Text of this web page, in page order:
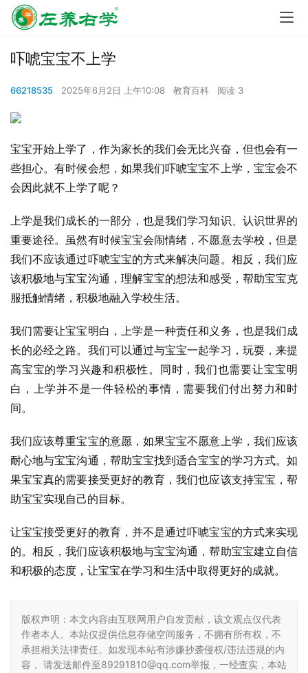
吓唬宝宝不上学
66218535 2025年6月2日 上午10:08 教育百科 阅读 3
宝宝开始上学了，作为家长的我们会无比兴奋，但也会有一
些担心。有时候会想，如果我们吓唬宝宝不上学，宝宝会不
会因此就不上学了呢？
上学是我们成长的一部分，也是我们学习知识、认识世界的
重要途径。虽然有时候宝宝会闹情绪，不愿意去学校，但是
我们不应该通过吓唬宝宝的方式来解决问题。相反，我们应
该积极地与宝宝沟通，理解宝宝的想法和感受，帮助宝宝克
服抵触情绪，积极地融入学校生活。
我们需要让宝宝明白，上学是一种责任和义务，也是我们成
长的必经之路。我们可以通过与宝宝一起学习，玩耍，来提
高宝宝的学习兴趣和积极性。同时，我们也需要让宝宝明
白，上学并不是一件轻松的事情，需要我们付出努力和时
间。
我们应该尊重宝宝的意愿，如果宝宝不愿意上学，我们应该
耐心地与宝宝沟通，帮助宝宝找到适合宝宝的学习方式。如
果宝宝真的需要接受更好的教育，我们也应该支持宝宝，帮
助宝宝实现自己的目标。
让宝宝接受更好的教育，并不是通过吓唬宝宝的方式来实现
的。相反，我们应该积极地与宝宝沟通，帮助宝宝建立自信
和积极的态度，让宝宝在学习和生活中取得更好的成就。
版权声明：本文内容由互联网用户自发贡献，该文观点仅代表
作者本人。本站仅提供信息存储空间服务，不拥有所有权，不
承担相关法律责任。如发现本站有涉嫌抄袭侵权/违法违规的内
容， 请发送邮件至89291810@qq.com举报，一经查实，本站